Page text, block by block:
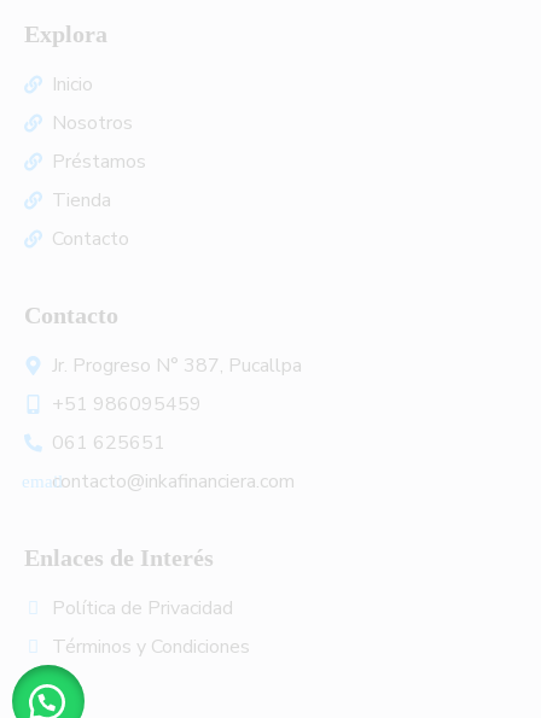
Explora
Inicio
Nosotros
Préstamos
Tienda
Contacto
Contacto
Jr. Progreso N° 387, Pucallpa
+51 986095459
061 625651
contacto@inkafinanciera.com
Enlaces de Interés
Política de Privacidad
Términos y Condiciones